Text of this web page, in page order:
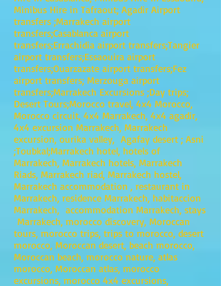
Minibus Hire in Tafraout; Agadir Airport
transfers ;Marrakech airport
transfers;Casablanca airport
transfers;Errachidia airport transfers;Tangier
airport transfers;Essaouira airport
transfers;Ouarzazate airport transfers;Fez
airport transfers; Merzouga airport
transfers;Marrakech Excursions ;Day trips;
Desert Tours;Morocco travel, 4x4 Morocco,
Morocco circuit, 4x4 Marrakech, 4x4 agadir,
4x4 excursion Marrakech, Marrakech
excursion, ourika valley, Agafay desert ; Asni
;Toubkal;Marrakech hotel, hotels of
Marrakech, Marrakech hotels, Marrakech
Riads, Marrakech riad, Marrakech hostel,
Marrakech accommodation , restaurant in
Marrakech, residence Marrakech, habitaccion
Marrakech, accommodation Marrakech, stays
Marrakech, morocco discovery, Moroccan
tours, morocco trips, trips to morocco, desert
morocco, Moroccan desert, beach morocco,
Moroccan beach, morocco nature, atlas
morocco, Moroccan atlas, morocco
excursions, morocco 4x4 excursions,